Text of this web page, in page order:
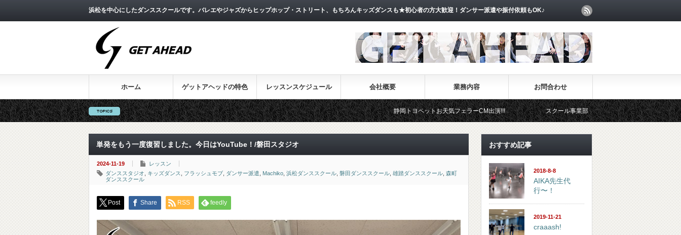
浜松を中心にしたダンススクールです。バレエやジャズからヒップホップ・ストリート、もちろんキッズダンスも★初心者の方大歓迎！ダンサー派遣や振付依頼もOK♪
ホーム ゲットアヘッドの特色 レッスンスケジュール 会社概要 業務内容 お問合わせ
静岡トヨペットお天気フェラーCM出演!!! スクール事業部 イベント事業部
単発をもう一度復習しました。今日はYouTube！/磐田スタジオ
2024-11-19
レッスン
ダンススタジオ
キッズダンス フラッシュモブ ダンサー派遣 Machiko 浜松ダンススクール 磐田ダンススクール 雄踏ダンススクール 森町
ダンススクール
Post Share RSS feedly
おすすめ記事
2018-8-8
AIKA先生代
行〜！
2019-11-21
craaash!